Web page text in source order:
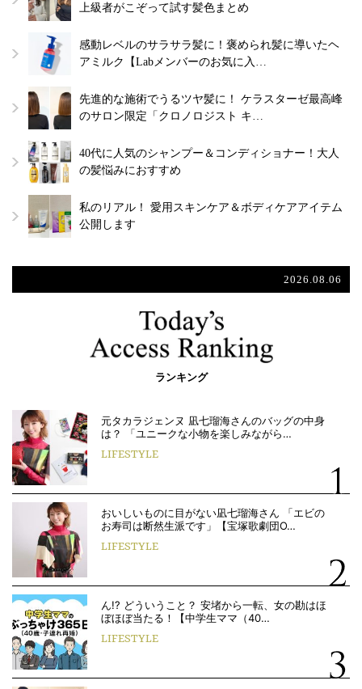
上級者がこぞって試す髪色まとめ
感動レベルのサラサラ髪に！褒められ髪に導いたヘ
アミルク【Labメンバーのお気に入…
先進的な施術でうるツヤ髪に！ ケラスターゼ最高峰
のサロン限定「クロノロジスト キ…
40代に人気のシャンプー＆コンディショナー！大人
の髪悩みにおすすめ
私のリアル！ 愛用スキンケア＆ボディケアアイテム
公開します
2026.08.06
ランキング
元タカラジェンヌ 凪七瑠海さんのバッグの中身
は？ 「ユニークな小物を楽しみながら…
LIFESTYLE
おいしいものに目がない凪七瑠海さん 「エビの
お寿司は断然生派です」【宝塚歌劇団O…
LIFESTYLE
ん!? どういうこと？ 安堵から一転、女の勘はほ
ぼほぼ当たる！【中学生ママ（40…
LIFESTYLE